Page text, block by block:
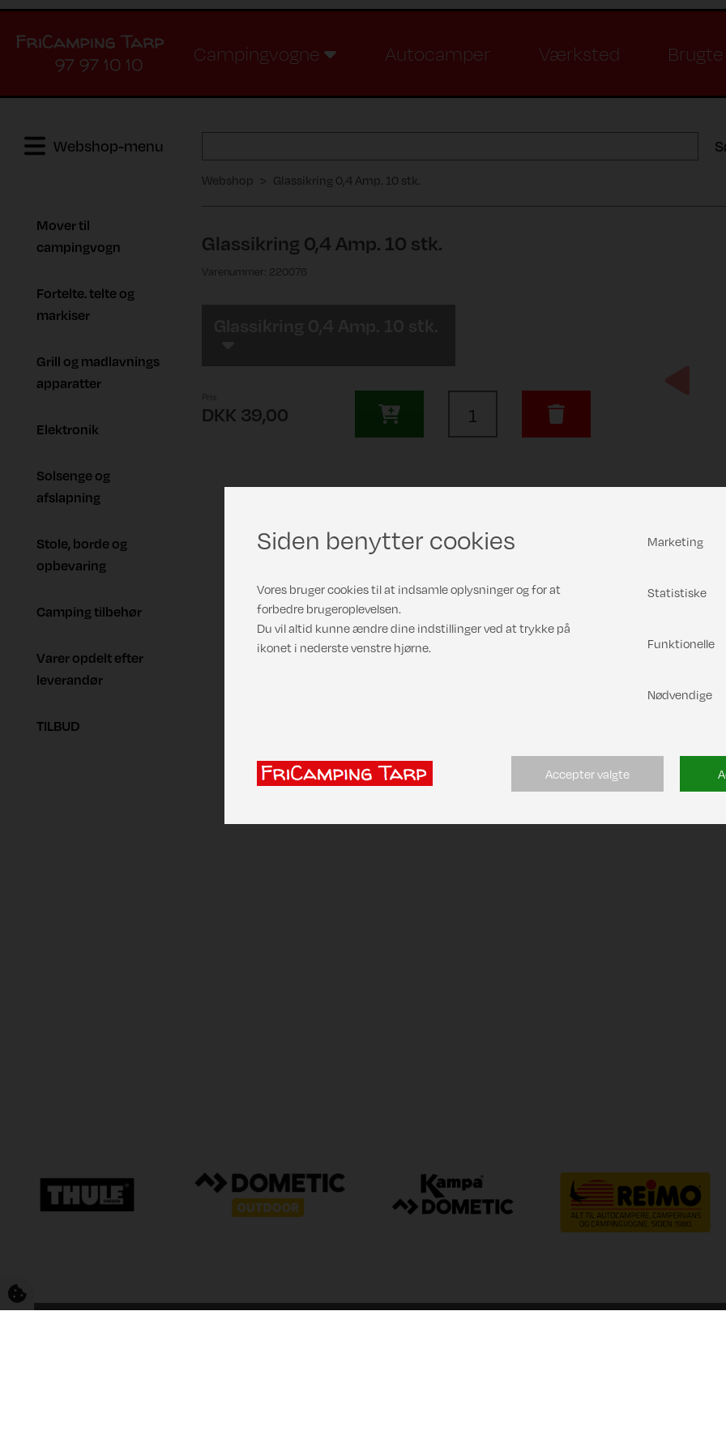
97 97 10 10
Campingvogne Autocamper Værksted
Webshop-menu
Webshop Glassikring 0,4 Amp. 10 stk.
Mover til
campingvogn
Fortelte. telte og
markiser
Grill og madlavnings
apparatter
Elektronik
Solsenge og
afslapning
Stole, borde og
opbevaring
Camping tilbehør
Varer opdelt efter
leverandør
TILBUD
Glassikring 0,4 Amp. 10 stk.
Varenummer: 220076
DKK 39,00
Siden benytter cookies
Vores bruger cookies til at indsamle oplysninger og for at
forbedre brugeroplevelsen.
Du vil altid kunne ændre dine indstillinger ved at trykke på
ikonet i nederste venstre hjørne.
Marketing
Statistiske
Funktionelle
Nødvendige
Accepter valgte